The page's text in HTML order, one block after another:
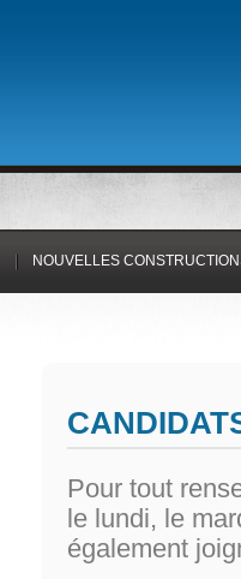
NOUVELLES
Pour tout
le lundi, le
également